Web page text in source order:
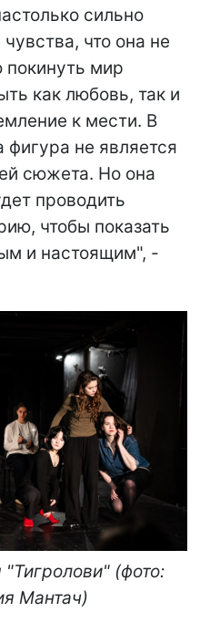
сильно
что она не
покинуть мир
как любовь, так и
к мести. В
фигура не является
сюжета. Но она
проводить
чтобы показать
и настоящим", -
(фото:
Мантач)